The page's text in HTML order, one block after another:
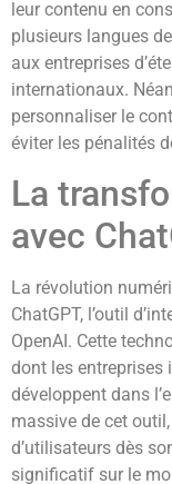
leur contenu en
plusieurs langues
aux entreprises
internationaux.
personnaliser le
éviter les pénalités
La
avec
La révolution
ChatGPT, l’outil
OpenAI. Cette
dont les entreprises
développent dans
massive de cet
d’utilisateurs dès
significatif sur le